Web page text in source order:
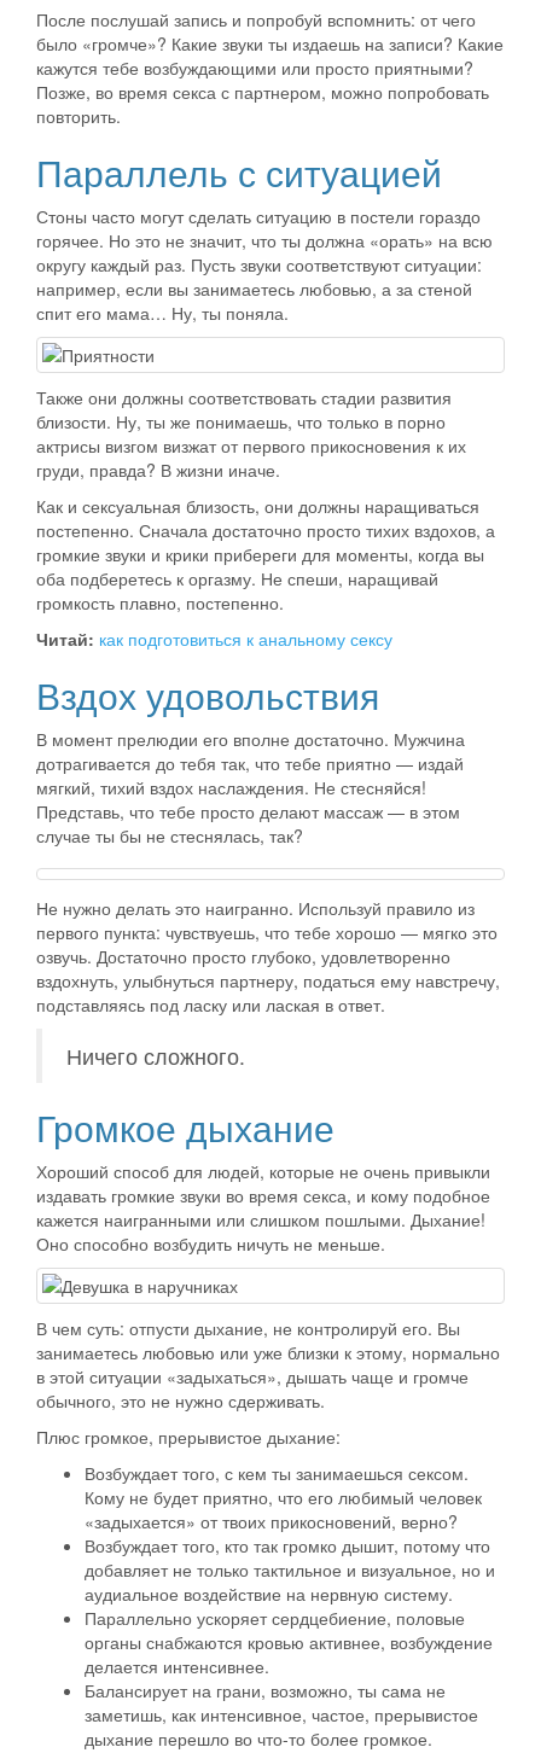
После послушай запись и попробуй вспомнить: от чего
было «громче»? Какие звуки ты издаешь на записи? Какие
кажутся тебе возбуждающими или просто приятными?
Позже, во время секса с партнером, можно попробовать
повторить.
Параллель с ситуацией
Стоны часто могут сделать ситуацию в постели гораздо
горячее. Но это не значит, что ты должна «орать» на всю
округу каждый раз. Пусть звуки соответствуют ситуации:
например, если вы занимаетесь любовью, а за стеной
спит его мама… Ну, ты поняла.
Также они должны соответствовать стадии развития
близости. Ну, ты же понимаешь, что только в порно
актрисы визгом визжат от первого прикосновения к их
груди, правда? В жизни иначе.
Как и сексуальная близость, они должны наращиваться
постепенно. Сначала достаточно просто тихих вздохов, а
громкие звуки и крики прибереги для моменты, когда вы
оба подберетесь к оргазму. Не спеши, наращивай
громкость плавно, постепенно.
Читай: как подготовиться к анальному сексу
Вздох удовольствия
В момент прелюдии его вполне достаточно. Мужчина
дотрагивается до тебя так, что тебе приятно — издай
мягкий, тихий вздох наслаждения. Не стесняйся!
Представь, что тебе просто делают массаж — в этом
случае ты бы не стеснялась, так?
Не нужно делать это наигранно. Используй правило из
первого пункта: чувствуешь, что тебе хорошо — мягко это
озвучь. Достаточно просто глубоко, удовлетворенно
вздохнуть, улыбнуться партнеру, податься ему навстречу,
подставляясь под ласку или лаская в ответ.
Ничего сложного.
Громкое дыхание
Хороший способ для людей, которые не очень привыкли
издавать громкие звуки во время секса, и кому подобное
кажется наигранными или слишком пошлыми. Дыхание!
Оно способно возбудить ничуть не меньше.
В чем суть: отпусти дыхание, не контролируй его. Вы
занимаетесь любовью или уже близки к этому, нормально
в этой ситуации «задыхаться», дышать чаще и громче
обычного, это не нужно сдерживать.
Плюс громкое, прерывистое дыхание:
Возбуждает того, с кем ты занимаешься сексом.
Кому не будет приятно, что его любимый человек
«задыхается» от твоих прикосновений, верно?
Возбуждает того, кто так громко дышит, потому что
добавляет не только тактильное и визуальное, но и
аудиальное воздействие на нервную систему.
Параллельно ускоряет сердцебиение, половые
органы снабжаются кровью активнее, возбуждение
делается интенсивнее.
Балансирует на грани, возможно, ты сама не
заметишь, как интенсивное, частое, прерывистое
дыхание перешло во что-то более громкое.